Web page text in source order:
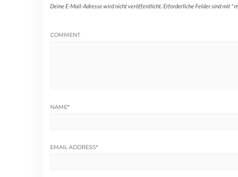
Deine E-Mail-Adresse wird nicht veröffentlicht. Erforderliche Felder sind mit *
COMMENT
NAME*
EMAIL ADDRESS*